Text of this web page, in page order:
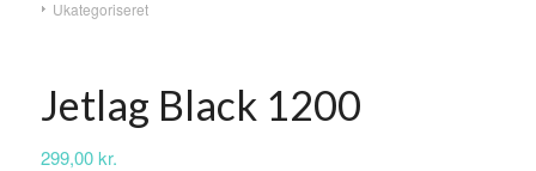
Ukategoriseret
Jetlag Black 1200
299,00kr.